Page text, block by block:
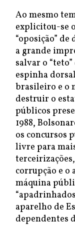
Ao mesmo
explicitou-se
“oposição”
a grande
salvar o
espinha
brasileiro e o
destruir o
públicos
1988,
os concursos
livre para
corrupção e o
máquina
aparelho de
dependentes